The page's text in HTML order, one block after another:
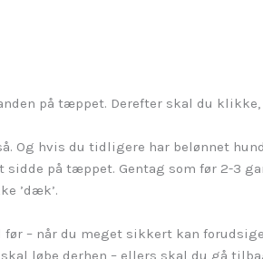
på tæppet. Derefter skal du klikke,
Og hvis du tidligere har belønnet
på tæppet. Gentag som før 2-3
’dæk’.
– når du meget sikkert kan
løbe derhen – ellers skal du gå